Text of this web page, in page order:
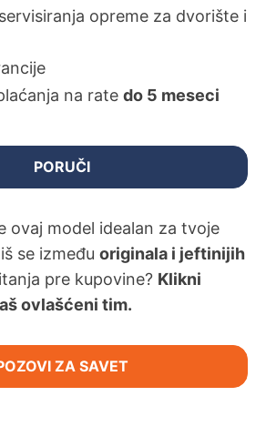
servisiranja opreme za dvorište i
na rate do 5 meseci
PORUČI
ovaj model idealan za tvoje
se između originala i jeftinijih
pre kupovine? Klikni
ovlašćeni tim.
ZA SAVET